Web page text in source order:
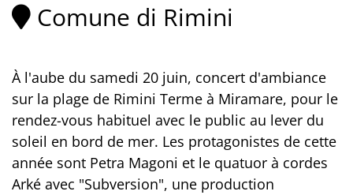
Comune di Rimini
À l'aube du samedi 20 juin, concert d'ambiance
sur la plage de Rimini Terme à Miramare, pour le
rendez-vous habituel avec le public au lever du
soleil en bord de mer. Les protagonistes de cette
année sont Petra Magoni et le quatuor à cordes
Arké avec "Subversion", une production